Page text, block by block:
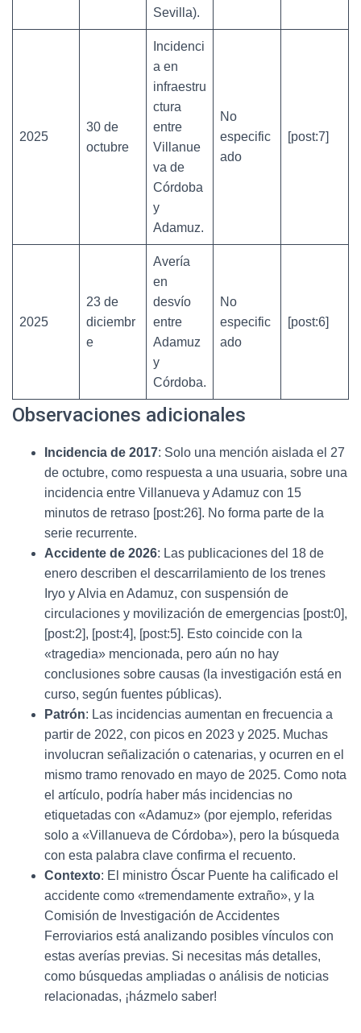
Sevilla).
2025
30 de
octubre
Incidenci
a en
infraestru
ctura
entre
Villanue
va de
Córdoba
y
Adamuz.
No
especific
ado
[post:7]
2025
23 de
diciembr
e
Avería
en
desvío
entre
Adamuz
y
Córdoba.
No
especific
ado
[post:6]
Observaciones adicionales
Incidencia de 2017: Solo una mención aislada el 27
de octubre, como respuesta a una usuaria, sobre una
incidencia entre Villanueva y Adamuz con 15
minutos de retraso [post:26]. No forma parte de la
serie recurrente.
Accidente de 2026: Las publicaciones del 18 de
enero describen el descarrilamiento de los trenes
Iryo y Alvia en Adamuz, con suspensión de
circulaciones y movilización de emergencias [post:0],
[post:2], [post:4], [post:5]. Esto coincide con la
«tragedia» mencionada, pero aún no hay
conclusiones sobre causas (la investigación está en
curso, según fuentes públicas).
Patrón: Las incidencias aumentan en frecuencia a
partir de 2022, con picos en 2023 y 2025. Muchas
involucran señalización o catenarias, y ocurren en el
mismo tramo renovado en mayo de 2025. Como nota
el artículo, podría haber más incidencias no
etiquetadas con «Adamuz» (por ejemplo, referidas
solo a «Villanueva de Córdoba»), pero la búsqueda
con esta palabra clave confirma el recuento.
Contexto: El ministro Óscar Puente ha calificado el
accidente como «tremendamente extraño», y la
Comisión de Investigación de Accidentes
Ferroviarios está analizando posibles vínculos con
estas averías previas. Si necesitas más detalles,
como búsquedas ampliadas o análisis de noticias
relacionadas, ¡házmelo saber!